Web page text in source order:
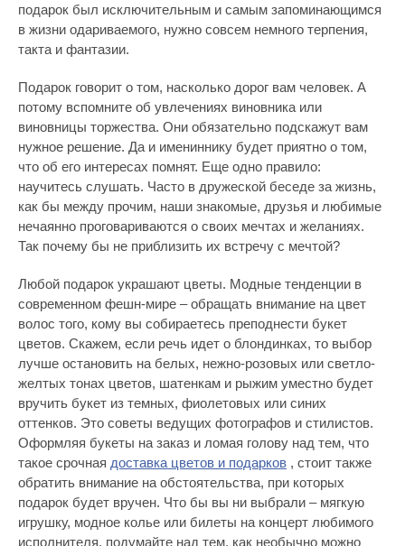
подарок был исключительным и самым запоминающимся
в жизни одариваемого, нужно совсем немного терпения,
такта и фантазии.
Подарок говорит о том, насколько дорог вам человек. А
потому вспомните об увлечениях виновника или
виновницы торжества. Они обязательно подскажут вам
нужное решение. Да и имениннику будет приятно о том,
что об его интересах помнят. Еще одно правило:
научитесь слушать. Часто в дружеской беседе за жизнь,
как бы между прочим, наши знакомые, друзья и любимые
нечаянно проговариваются о своих мечтах и желаниях.
Так почему бы не приблизить их встречу с мечтой?
Любой подарок украшают цветы. Модные тенденции в
современном фешн-мире – обращать внимание на цвет
волос того, кому вы собираетесь преподнести букет
цветов. Скажем, если речь идет о блондинках, то выбор
лучше остановить на белых, нежно-розовых или светло-
желтых тонах цветов, шатенкам и рыжим уместно будет
вручить букет из темных, фиолетовых или синих
оттенков. Это советы ведущих фотографов и стилистов.
Оформляя букеты на заказ и ломая голову над тем, что
такое срочная доставка цветов и подарков , стоит также
обратить внимание на обстоятельства, при которых
подарок будет вручен. Что бы вы ни выбрали – мягкую
игрушку, модное колье или билеты на концерт любимого
исполнителя, подумайте над тем, как необычно можно